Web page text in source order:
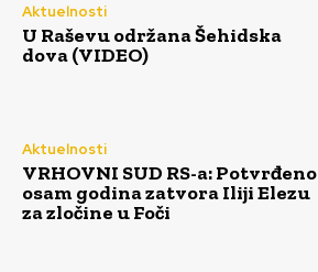
Aktuelnosti
U Raševu održana Šehidska
dova (VIDEO)
Aktuelnosti
VRHOVNI SUD RS-a: Potvrđeno
osam godina zatvora Iliji Elezu
za zločine u Foči